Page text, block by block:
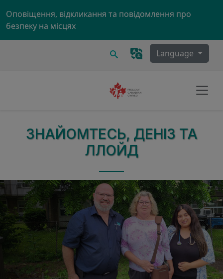
Оповіщення, відкликання та повідомлення про
безпеку на місцях
Пошук Language
ЗНАЙОМТЕСЬ, ДЕНІЗ ТА
ЛЛОЙД